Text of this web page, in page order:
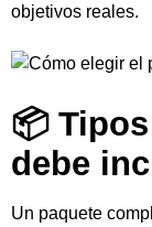
objetivos reales.
📦
debe
Un paquete